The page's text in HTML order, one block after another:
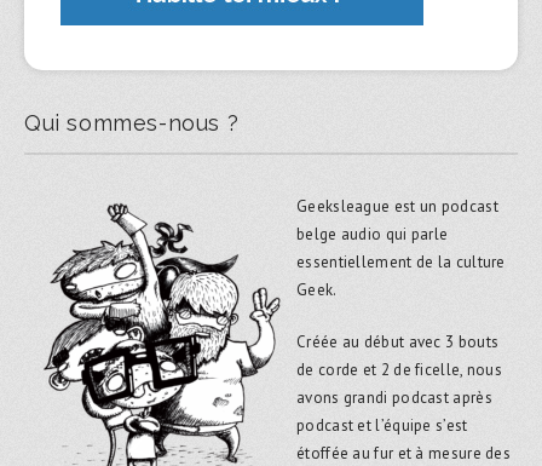
Qui sommes-nous ?
Geeksleague est un podcast
belge audio qui parle
essentiellement de la culture
Geek.
Créée au début avec 3 bouts
de corde et 2 de ficelle, nous
avons grandi podcast après
podcast et l’équipe s’est
étoffée au fur et à mesure des